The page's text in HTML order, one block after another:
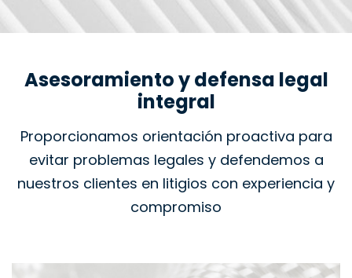
Asesoramiento y defensa legal
integral
Proporcionamos orientación proactiva para
evitar problemas legales y defendemos a
nuestros clientes en litigios con experiencia y
compromiso